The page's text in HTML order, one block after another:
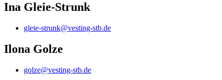
Ina Gleie-Strunk
gleie-strunk@vesting-stb.de
Ilona Golze
golze@vesting-stb.de